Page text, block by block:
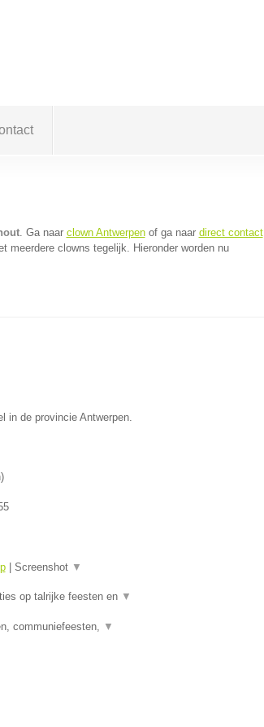
. Ga naar clown Antwerpenof ga naar direct contact
meerdere clowns tegelijk. Hieronder worden nu
in de provincie Antwerpen.
)
| Screenshot ▼
op talrijke feesten en ▼
communiefeesten, ▼